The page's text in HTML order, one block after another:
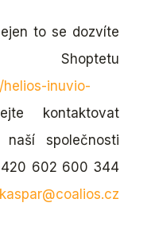
to se dozvíte
inuvio-
kontaktovat
naší společnosti
602 600 344